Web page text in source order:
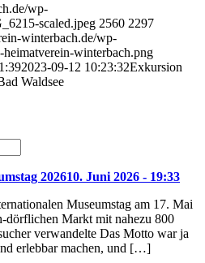
wp-
scaled.jpeg 2560 2297
winterbach.de/wp-
winterbach.png
2023-09-12 10:23:32Exkursion
Waldsee
202610. Juni 2026 - 19:33
Museumstag am 17. Mai
dörflichen Markt mit nahezu 800
verwandelte Das Motto war ja
erlebbar machen, und […]